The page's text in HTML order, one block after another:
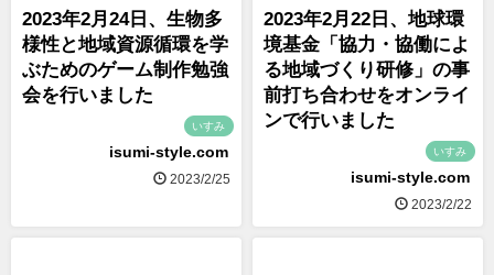
2023年2月24日、生物多
様性と地域資源循環を学
ぶためのゲーム制作勉強
会を行いました
いすみ
isumi-style.com
2023/2/25
2023年2月22日、地球環
境基金「協力・協働によ
る地域づくり研修」の事
前打ち合わせをオンライ
ンで行いました
いすみ
isumi-style.com
2023/2/22